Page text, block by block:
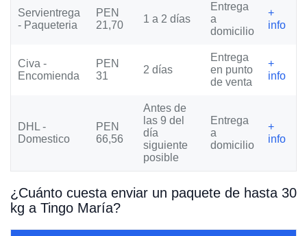
Servientrega
- Paqueteria
PEN
21,70
1 a 2 días
Entrega
a
domicilio
+
info
Civa -
Encomienda
PEN
31
2 días
Entrega
en punto
de venta
+
info
DHL -
Domestico
PEN
66,56
Antes de
las 9 del
día
siguiente
posible
Entrega
a
domicilio
+
info
¿Cuánto cuesta enviar un paquete de hasta 30
kg a Tingo María?